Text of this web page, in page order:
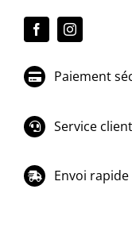
Paiement
Service
Envoi rapide